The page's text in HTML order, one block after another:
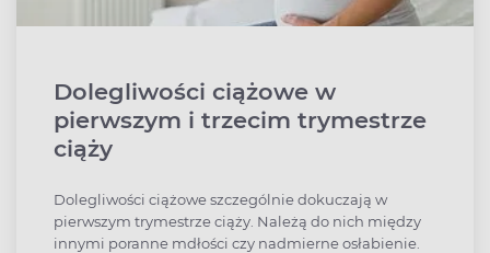
Dolegliwości ciążowe w
pierwszym i trzecim trymestrze
ciąży
Dolegliwości ciążowe szczególnie dokuczają w
pierwszym trymestrze ciąży. Należą do nich między
innymi poranne mdłości czy nadmierne osłabienie.